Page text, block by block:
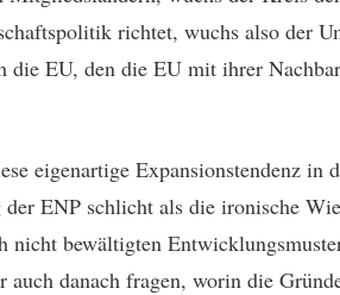
richtet, wuchs also der
die EU, den die EU mit ihrer
eigenartige Expansionstendenz in
ENP schlicht als die ironische
nicht bewältigten
auch danach fragen, worin die